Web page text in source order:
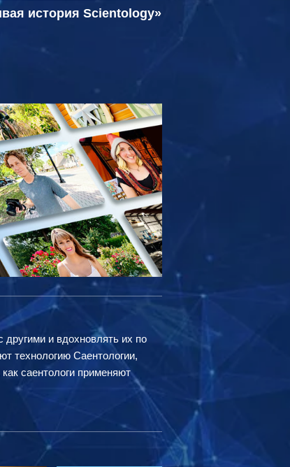
история Scientology»
другими и вдохновлять их по
технологию Саентологии,
саентологи применяют